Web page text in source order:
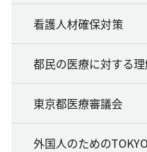
看護人材確保対策
都民の医療に対する
東京都医療審議会
外国人のための